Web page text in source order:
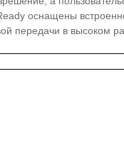
оснащены
передачи в высоком